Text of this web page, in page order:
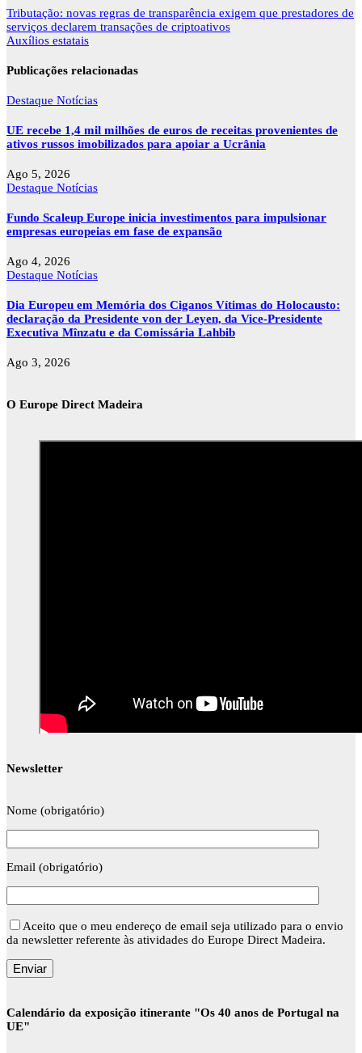
Navegação
de
artigos
Tributação: novas regras de transparência exigem que prestadores de
serviços declarem transações de criptoativos
Auxílios estatais
Publicações relacionadas
Destaque Notícias
UE recebe 1,4 mil milhões de euros de receitas provenientes de
ativos russos imobilizados para apoiar a Ucrânia
Ago 5, 2026
Destaque Notícias
Fundo Scaleup Europe inicia investimentos para impulsionar
empresas europeias em fase de expansão
Ago 4, 2026
Destaque Notícias
Dia Europeu em Memória dos Ciganos Vítimas do Holocausto:
declaração da Presidente von der Leyen, da Vice-Presidente
Executiva Mînzatu e da Comissária Lahbib
Ago 3, 2026
O Europe Direct Madeira
Newsletter
Nome (obrigatório)
Email (obrigatório)
Aceito que o meu endereço de email seja utilizado para o envio
da newsletter referente às atividades do Europe Direct Madeira.
Calendário da exposição itinerante "Os 40 anos de Portugal na
UE"